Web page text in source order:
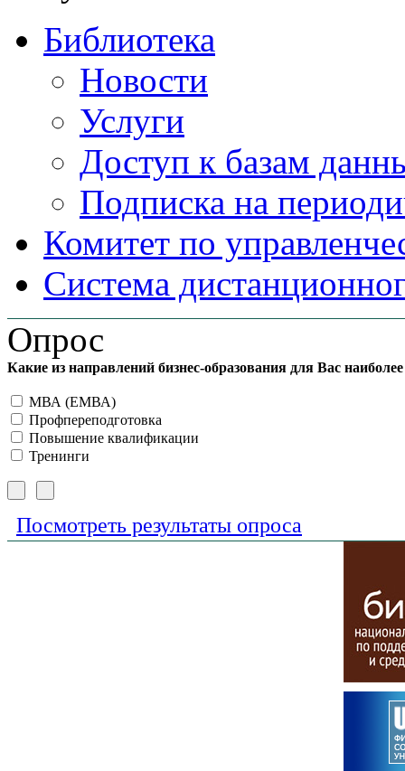
Библиотека
Новости
Услуги
Доступ к базам
Подписка на
Комитет по
Система
Опрос
Какие из направлений бизнес-образования для Вас
МВА (ЕМВА)
Профпереподготовка
Повышение квалификации
Тренинги
Посмотреть результаты опроса